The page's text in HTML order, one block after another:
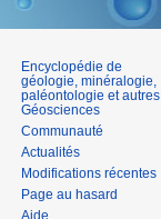
Encyclopédie de
géologie, minéralogie,
paléontologie et autres
Géosciences
Communauté
Actualités
Modifications récentes
Page au hasard
Aide